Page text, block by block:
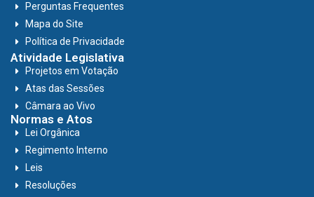
Perguntas Frequentes
Mapa do Site
Política de Privacidade
Atividade Legislativa
Projetos em Votação
Atas das Sessões
Câmara ao Vivo
Normas e Atos
Lei Orgânica
Regimento Interno
Leis
Resoluções